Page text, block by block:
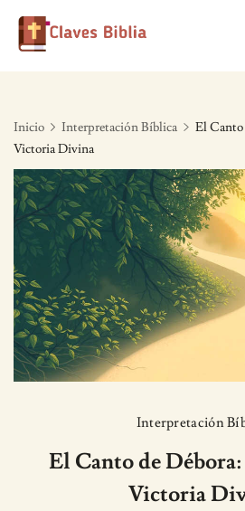
Skip
Inicio Interpretación Bíblica
El Canto
Victoria Divina
Interpretación
El Canto de
Victoria